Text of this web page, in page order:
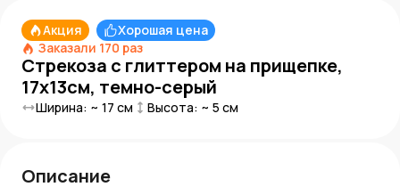
Акция
Хорошая цена
Заказали 170 раз
Стрекоза с глиттером на прищепке,
17х13см, темно-серый
Ширина: ~ 17 см Высота: ~ 5 см
Описание